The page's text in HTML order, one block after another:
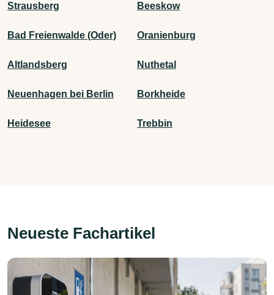
Strausberg Beeskow
Bad Freienwalde (Oder) Oranienburg
Altlandsberg Nuthetal
Neuenhagen bei Berlin Borkheide
Heidesee Trebbin
Neueste Fachartikel